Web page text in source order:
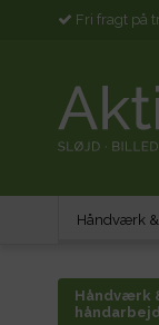
Fri fragt på
Håndværk
Håndværk